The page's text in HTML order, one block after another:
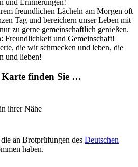
und Erinnerungen!
freundlichen Lächeln am Morgen oft
Tag und bereichern unser Leben mit
zu gerne gemeinschaftlich genießen.
Freundlichkeit und Gemeinschaft!
die wir schmecken und leben, die
und lieben!
finden Sie …
ihrer Nähe
an Brotprüfungen des Deutschen
haben.